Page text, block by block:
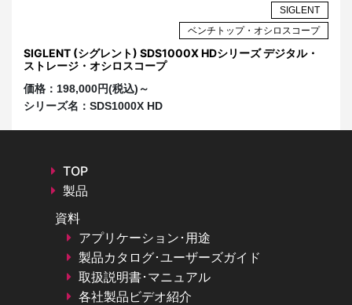
SIGLENT
ベンチトップ・オシロスコープ
SIGLENT (シグレント) SDS1000X HDシリーズ デジタル・
ストレージ・オシロスコープ
価格： 198,000円(税込)～
シリーズ名： SDS1000X HD
TOP
製品
資料
アプリケーション･用途
製品カタログ･ユーザーズガイド
取扱説明書･マニュアル
各社製品ビデオ紹介